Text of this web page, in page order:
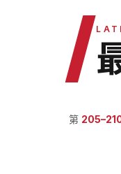
/
第 205–